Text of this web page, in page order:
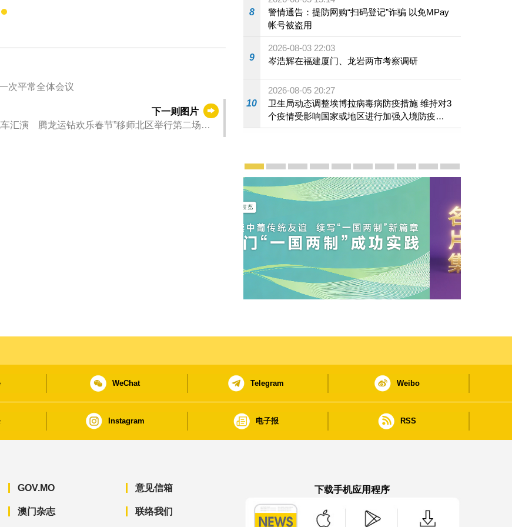
崔世昌会长甲辰年春茗上致辞
2
次平常全体会议
下一则图片
汇演 腾龙运钻欢乐春节”移师北区举行第二场花
8
警情通告：提防网购“扫码登记”诈骗 以免MPay
帐号被盗用
9
2026-08-03 22:03
岑浩辉在福建厦门、龙岩两市考察调研
10
2026-08-05 20:27
卫生局动态调整埃博拉病毒病防疫措施 维持对3
个疫情受影响国家或地区进行加强入境防疫措
施
宣传及推广
赓续中葡传统友谊 续写“一国两制”新篇章 — 澳门“一国
澳门名片集
行政长官岑浩辉11月18日发表2026年施政报
施政特写澳门特别行政区经济和社会发展第
横琴粤澳深度合作区专题网站
施政小讲堂
走进澳门澳门相簿2020
《澳门微视
WeChat Telegram Weibo
Instagram 电子报 RSS
GOV.MO
澳门杂志
意见信箱
联络我们
下载手机应用程序